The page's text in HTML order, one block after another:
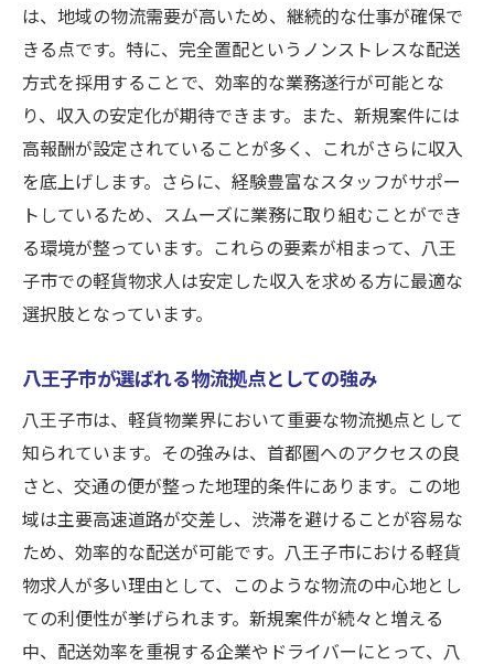
八王子市で副業に最適！軽貨物求人の安定収入
の秘密
副業としての軽貨物業の魅力
安定収入を得るためのポイント
働きやすさを追求した勤務形態
収入アップにつながる工夫と努力
八王子市での副業における税金対策
副業から本業へ、ステップアップの道筋
8月・9月新規スタート！八王子市の軽貨物求人
新規スタートでのスムーズな働き始め
八王子市での軽貨物求人の応募タイミング
キャリア構築に役立つ職種選びのコツ
新たなキャリアへの第一歩を踏み出す方法
八王子市でのキャリアアップのチャンス
軽貨物配送業界のトレンドと今後の展望
物流の要所八王子市で始まる軽貨物配送の新し
い働き方
は、地域の物流需要が高いため、継続的な仕事が確保で
きる点です。特に、完全置配というノンストレスな配送
方式を採用することで、効率的な業務遂行が可能とな
り、収入の安定化が期待できます。また、新規案件には
高報酬が設定されていることが多く、これがさらに収入
を底上げします。さらに、経験豊富なスタッフがサポー
トしているため、スムーズに業務に取り組むことができ
る環境が整っています。これらの要素が相まって、八王
子市での軽貨物求人は安定した収入を求める方に最適な
選択肢となっています。
八王子市が選ばれる物流拠点としての強み
八王子市は、軽貨物業界において重要な物流拠点として
知られています。その強みは、首都圏へのアクセスの良
さと、交通の便が整った地理的条件にあります。この地
域は主要高速道路が交差し、渋滞を避けることが容易な
ため、効率的な配送が可能です。八王子市における軽貨
物求人が多い理由として、このような物流の中心地とし
ての利便性が挙げられます。新規案件が続々と増える
中、配送効率を重視する企業やドライバーにとって、八